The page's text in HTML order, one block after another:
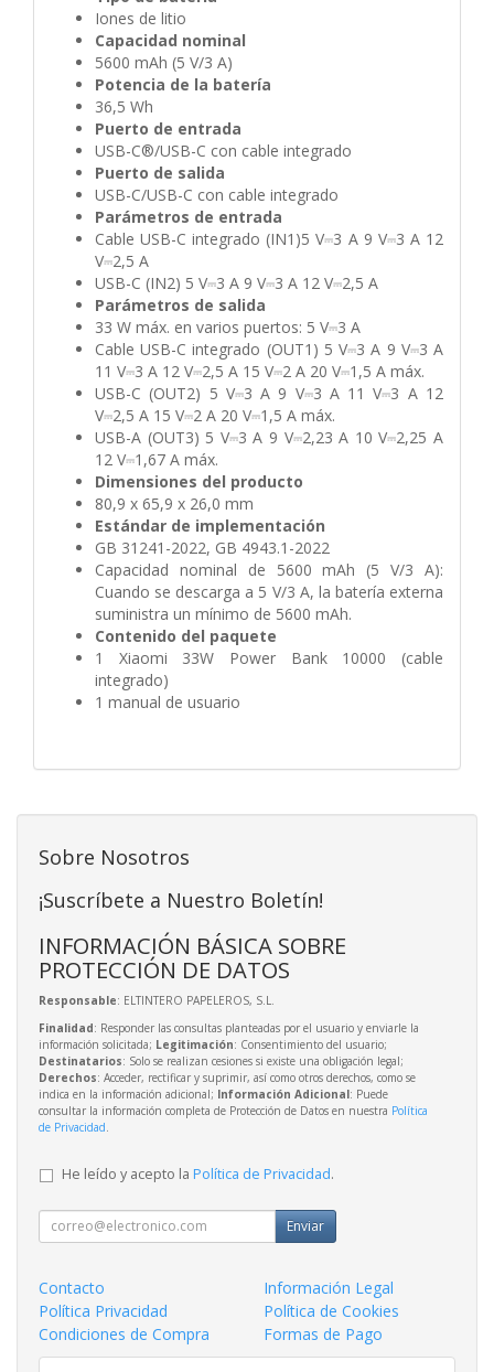
Iones de litio
Capacidad nominal
5600 mAh (5 V/3 A)
Potencia de la batería
36,5 Wh
Puerto de entrada
USB-C®/USB-C con cable integrado
Puerto de salida
USB-C/USB-C con cable integrado
Parámetros de entrada
Cable USB-C integrado (IN1)5 V⎓3 A 9 V⎓3 A 12
V⎓2,5 A
USB-C (IN2) 5 V⎓3 A 9 V⎓3 A 12 V⎓2,5 A
Parámetros de salida
33 W máx. en varios puertos: 5 V⎓3 A
Cable USB-C integrado (OUT1) 5 V⎓3 A 9 V⎓3 A
11 V⎓3 A 12 V⎓2,5 A 15 V⎓2 A 20 V⎓1,5 A máx.
USB-C (OUT2) 5 V⎓3 A 9 V⎓3 A 11 V⎓3 A 12
V⎓2,5 A 15 V⎓2 A 20 V⎓1,5 A máx.
USB-A (OUT3) 5 V⎓3 A 9 V⎓2,23 A 10 V⎓2,25 A
12 V⎓1,67 A máx.
Dimensiones del producto
80,9 x 65,9 x 26,0 mm
Estándar de implementación
GB 31241-2022, GB 4943.1-2022
Capacidad nominal de 5600 mAh (5 V/3 A):
Cuando se descarga a 5 V/3 A, la batería externa
suministra un mínimo de 5600 mAh.
Contenido del paquete
1 Xiaomi 33W Power Bank 10000 (cable
integrado)
1 manual de usuario
Sobre Nosotros
¡Suscríbete a Nuestro Boletín!
INFORMACIÓN BÁSICA SOBRE
PROTECCIÓN DE DATOS
Responsable: ELTINTERO PAPELEROS, S.L.
Finalidad: Responder las consultas planteadas por el usuario y enviarle la
información solicitada; Legitimación: Consentimiento del usuario;
Destinatarios: Solo se realizan cesiones si existe una obligación legal;
Derechos: Acceder, rectificar y suprimir, así como otros derechos, como se
indica en la información adicional; Información Adicional: Puede
consultar la información completa de Protección de Datos en nuestra Política
de Privacidad
He leído y acepto la Política de Privacidad.
Enviar
Contacto
Información Legal
Política Privacidad
Política de Cookies
Condiciones de Compra
Formas de Pago